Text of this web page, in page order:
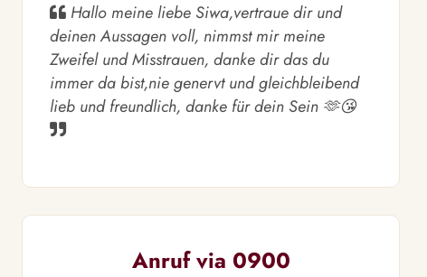
Hallo meine liebe Siwa,vertraue dir und
deinen Aussagen voll, nimmst mir meine
Zweifel und Misstrauen, danke dir das du
immer da bist,nie genervt und gleichbleibend
lieb und freundlich, danke für dein Sein 🫶😘
Anruf via 0900